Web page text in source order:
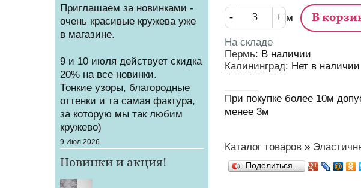
Кол-во
м
На складе
Пермь: В наличии
Калининград: Нет в наличии
При покупке более 10м
менее 3м
Вы здесь
Каталог товаров »
Поделиться…
Приглашаем за новинками -
очень красивые кружева уже
в магазине.
9 и 10 июля действует скидка
20% на все новинки.
Тонкие узоры, благородные
оттенки и та самая фактура,
за которую мы так любим
кружево)
Создано
9 Июл 2026
Новинки и акция!